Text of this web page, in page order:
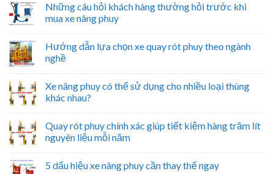
Những câu hỏi khách hàng thường hỏi trước khi
mua xe nâng phuy
Hướng dẫn lựa chọn xe quay rót phuy theo ngành
nghề
Xe nâng phuy có thể sử dụng cho nhiều loại thùng
khác nhau?
Quay rót phuy chính xác giúp tiết kiệm hàng trăm lít
nguyên liệu mỗi năm
5 dấu hiệu xe nâng phuy cần thay thế ngay